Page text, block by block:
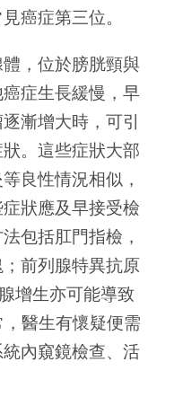
癌症第三位。
，位於膀胱頸與
症生長緩慢，早
漸增大時，可引
。這些症狀大部
良性情況相似，
狀應及早接受檢
包括肛門指檢，
前列腺特異抗原
增生亦可能導致
醫生有懷疑便需
內窺鏡檢查、活